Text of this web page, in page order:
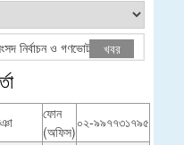
নির্বাচন ও গণভোট উপলক্ষে লোগো ব্যবহার
খবর
ফোন
(অফিস)
০২-৯৯৭৭৩১৭৯৫